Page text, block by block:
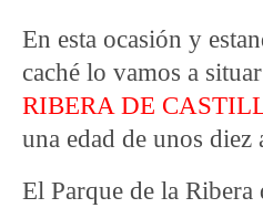
En esta ocasión y
caché lo vamos a
RIBERA DE
una edad de unos diez
El Parque de la Ribera